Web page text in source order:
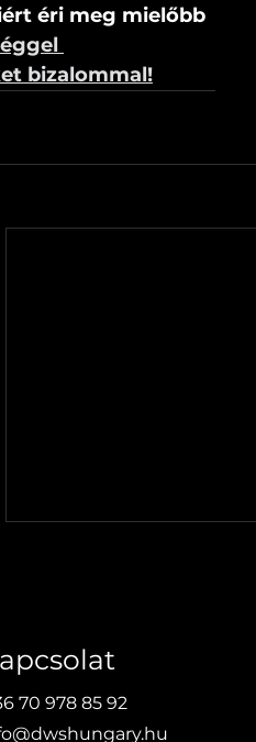
éri meg mielőbb
bizalommal!
70 978 85 92